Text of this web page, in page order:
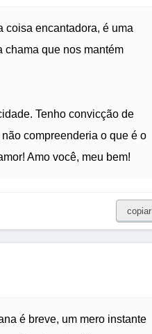
coisa encantadora, é uma
chama que nos mantém
Tenho convicção de
compreenderia o que é o
Amo você, meu bem!
copiar
é breve, um mero instante